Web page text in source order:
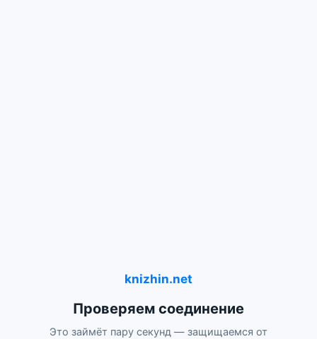
knizhin.net
Проверяем соединение
Это займёт пару секунд — защищаемся от